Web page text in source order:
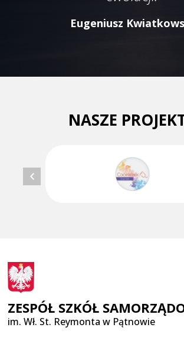
Eugeniusz
NASZE
ZESPÓŁ SZKÓŁ
im. Wł. St. Reymonta w Pątnowie